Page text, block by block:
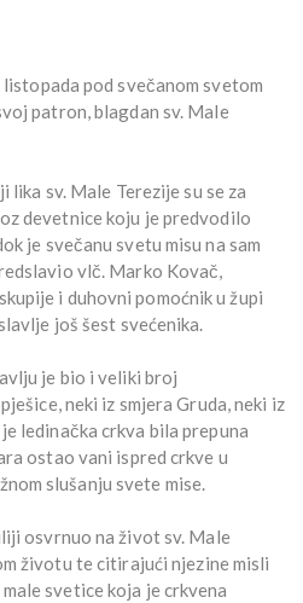
listopada pod svečanom svetom
patron, blagdan sv. Male
sv. Male Terezije su se za
devetnice koju je predvodilo
je svečanu svetu misu na sam
vlč. Marko Kovač,
i duhovni pomoćnik u župi
još šest svećenika.
je bio i veliki broj
neki iz smjera Gruda, neki iz
ledinačka crkva bila prepuna
ostao vani ispred crkve u
slušanju svete mise.
osvrnuo na život sv. Male
životu te citirajući njezine misli
svetice koja je crkvena